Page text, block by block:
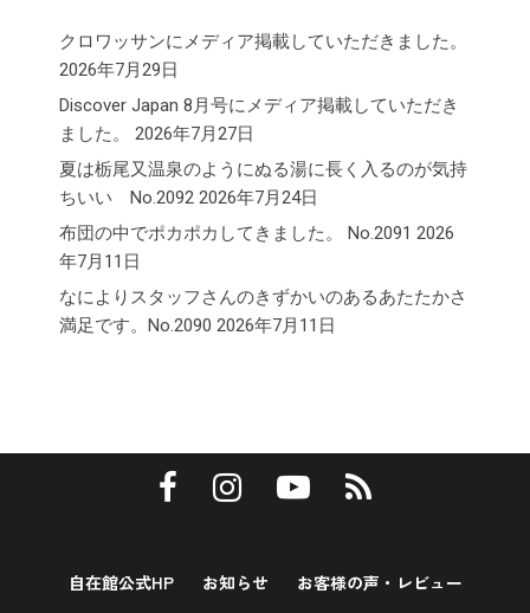
クロワッサンにメディア掲載していただきました。
2026年7月29日
Discover Japan 8月号にメディア掲載していただき
ました。
2026年7月27日
夏は栃尾又温泉のようにぬる湯に長く入るのが気持
ちいい No.2092 2026年7月24日
布団の中でポカポカしてきました。 No.2091 2026
年7月11日
なによりスタッフさんのきずかいのあるあたたかさ
満足です。No.2090 2026年7月11日
自在館公式HP お知らせ お客様の声・レビュー